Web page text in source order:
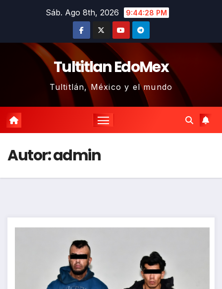
Sáb. Ago 8th, 2026 9:44:29 PM
Tultitlan EdoMex
Tultitlán, México y el mundo
Autor:admin